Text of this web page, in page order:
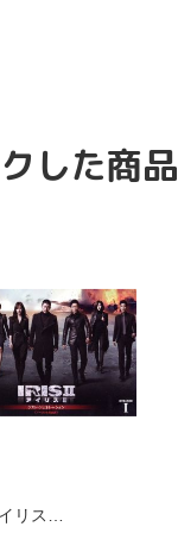
した商品
リス…